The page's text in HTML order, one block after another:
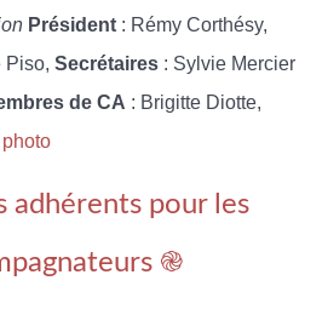
Président : Rémy Corthésy,
Piso, Secrétaires : Sylvie Mercier
de CA : Brigitte Diotte,
adhérents pour les
֎